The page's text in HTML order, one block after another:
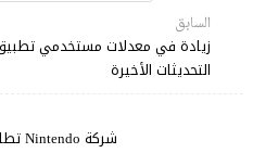
السابق
التحديثات الأخيرة
شركة Nintendo تطلق جهاز Nintendo Switch الجديد